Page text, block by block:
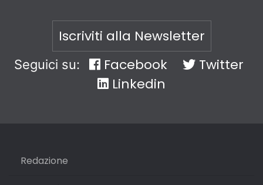
Iscriviti alla Newsletter
Seguici su: Facebook
Twitter
Linkedin
Redazione